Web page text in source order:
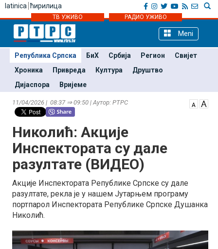
latinica ћирилица
ТВ УЖИВО РАДИО УЖИВО
Meni
Република Српска БиХ Србија Регион
Свијет
Хроника
Привреда Култура
Друштво
Дијаспора
Вријеме
11/04/2026 | 08:37 ⇒ 09:50 | Аутор: РТРС
Николић: Акције
Инспектората су дале
разултате (ВИДЕО)
Акције Инспектората Републике Српске су дале
разултате, рекла је у нашем Јутарњем програму
портпарол Инспектората Републике Српске Душанка
Николић.